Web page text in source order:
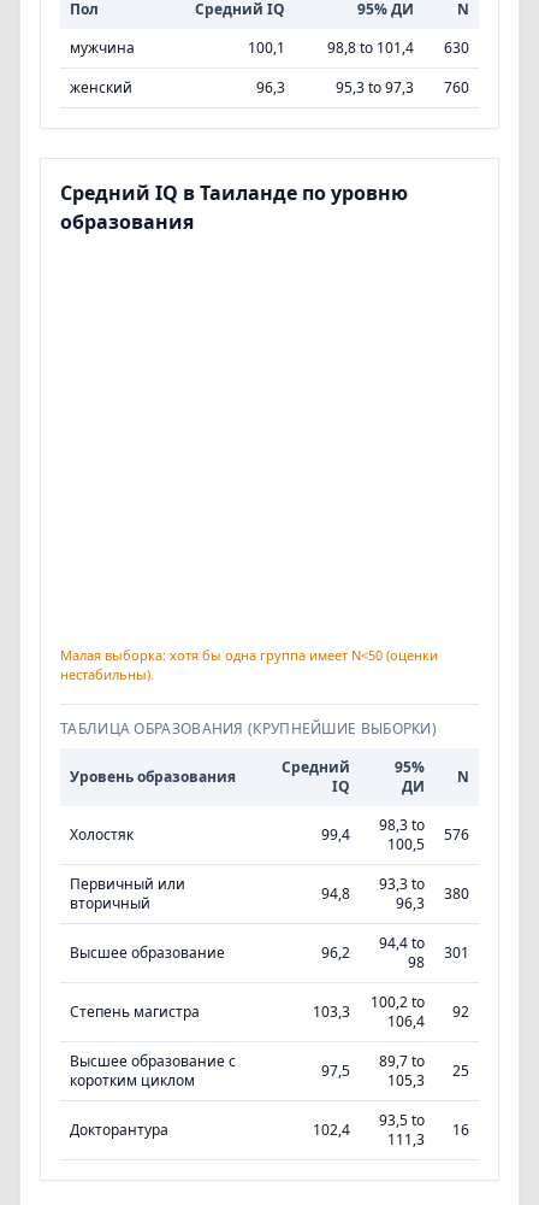
Пол Средний IQ 95% ДИ
N
мужчина
100,1 98,8 to 101,4
630
женский
96,3 95,3 to 97,3 760
Средний IQ в Таиланде по уровню
образования
Малая выборка: хотя бы одна группа имеет N<50 (оценки
нестабильны).
ТАБЛИЦА ОБРАЗОВАНИЯ (КРУПНЕЙШИЕ ВЫБОРКИ)
Уровень образования
Средний
IQ
95%
ДИ
N
Холостяк 99,4
98,3 to
100,5
576
Первичный или
вторичный
94,8
93,3 to
96,3
380
Высшее образование 96,2
94,4 to
98
301
Степень магистра 103,3
100,2 to
106,4
92
Высшее образование с
коротким циклом
97,5
89,7 to
105,3
25
Докторантура 102,4
93,5 to
111,3
16